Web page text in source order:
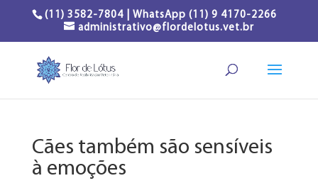
(11) 3582-7804 | WhatsApp (11) 9 4170-2266
administrativo@flordelotus.vet.br
Cães também são sensíveis
à emoções